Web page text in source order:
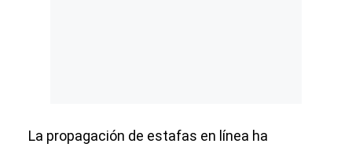
La propagación de estafas en línea ha